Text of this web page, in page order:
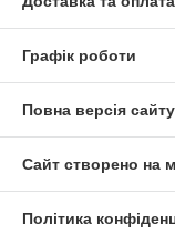
Графік роботи
Повна версія сайту
Сайт створено на
Політика